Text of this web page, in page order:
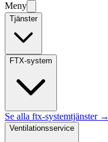
Meny
Tjänster
FTX-system
Se alla ftx-systemtjänster →
Ventilationsservice